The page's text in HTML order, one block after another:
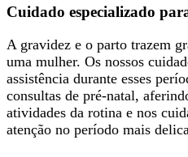
Cuidado especializado
A gravidez e o parto trazem
uma mulher. Os nossos
assistência durante esses
consultas de pré-natal,
atividades da rotina e nos
atenção no período mais